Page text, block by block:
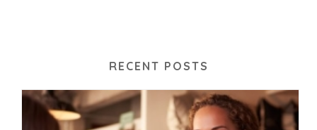
RECENT POSTS